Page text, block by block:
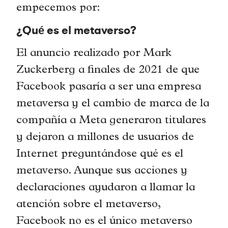
empecemos por:
¿Qué es el metaverso?
El anuncio realizado por Mark
Zuckerberg a finales de 2021 de que
Facebook pasaría a ser una empresa
metaversa y el cambio de marca de la
compañía a Meta generaron titulares
y dejaron a millones de usuarios de
Internet preguntándose qué es el
metaverso. Aunque sus acciones y
declaraciones ayudaron a llamar la
atención sobre el metaverso,
Facebook no es el único metaverso